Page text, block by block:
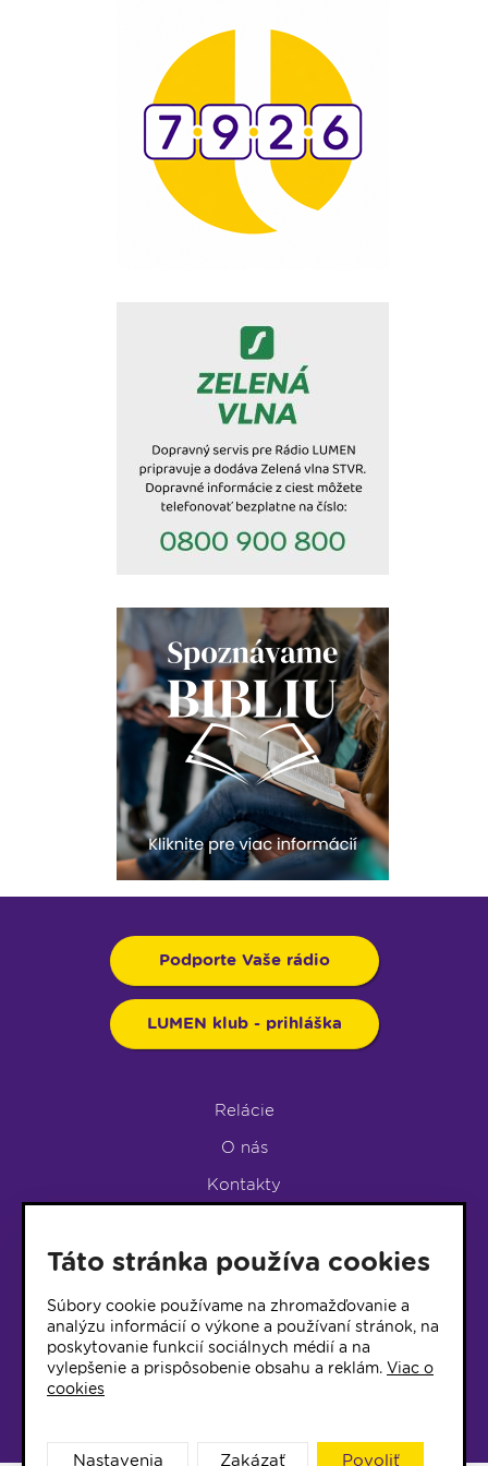
Podporte Vaše rádio
LUMEN klub - prihláška
Relácie
O nás
Kontakty
LUMEN KLUB
LUMEN KLUB PRIHLÁŠKA
© 2017 Rádio Lumen, Všetky práva vyhradené
Táto stránka používa cookies
Súbory cookie používame na zhromažďovanie a
analýzu informácií o výkone a používaní stránok, na
poskytovanie funkcií sociálnych médií a na
vylepšenie a prispôsobenie obsahu a reklám. Viac o
cookies
Nastavenia Zakázať Povoliť